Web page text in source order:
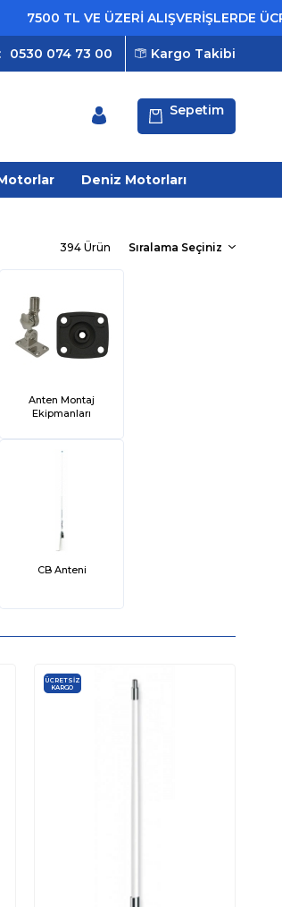
TL VE ÜZERİ ALIŞVERİŞLERDE ÜCRETSİZ
Kargo Takibi
0530 074 73 00
Sepetim
Deniz Motorları
394 Ürün
Anten Montaj
Ekipmanları
CB Anteni
ÜCRETSIZ
KARGO